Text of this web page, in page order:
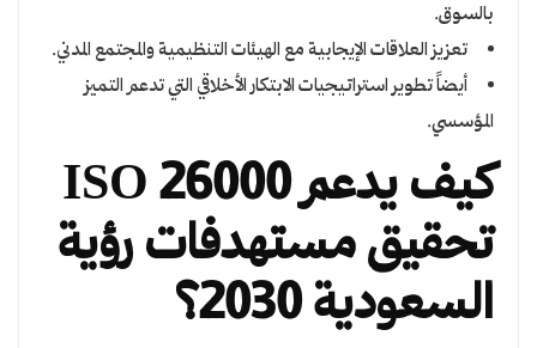
بالسوق.
تعزيز العلاقات الإيجابية مع الهيئات التنظيمية والمجتمع المدني.
أيضاً تطوير استراتيجيات الابتكار الأخلاقي التي تدعم التميز
المؤسسي.
كيف يدعم ISO 26000
تحقيق مستهدفات رؤية
السعودية 2030؟